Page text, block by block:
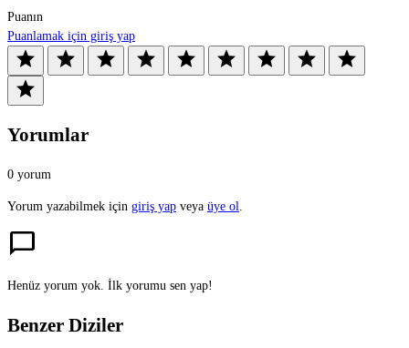
Puanın
Puanlamak için giriş yap
star star star star star star star star
star
star
Yorumlar
0 yorum
Yorum yazabilmek için giriş yap veya üye ol.
chat_bubble
Henüz yorum yok. İlk yorumu sen yap!
Benzer Diziler